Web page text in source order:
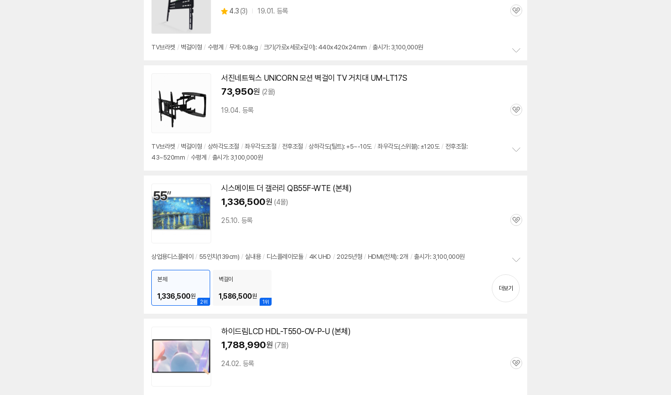
별
4.3 (상
뷰
3) 19.01. 등록
관
TV브라켓 / 벽걸이형 / 수평계 / 무게: 0.8kg / 크기(가로x세로x깊이): 440x420x24mm / 출시가: 3,100,000원
서진네트웍스 UNICORN 모션 벽걸이 TV 거치대 UM-LT17S
73,950원 (2몰)
19.04. 등록
관
TV브라켓 / 벽걸이형 / 상하각도조절 / 좌우각도조절 / 전후조절 / 상하각도(틸트): +5~-10도 / 좌우각도(스위블): ±120도 / 전후조절:
43~520mm / 수평계 / 출시가: 3,100,000원
시스메이트 더 갤러리 QB55F-WTE (본체)
1,336,500원 (4몰)
25.10. 등록
관
상업용디스플레이 / 55인치 (139cm) / 실내용 / 디스플레이모듈 / 4K UHD / 2025년형 / HDMI(전체): 2개 / 출시가: 3,100,000원
펼
치
2위
본체
1,336,500원
1위
벽걸이
1,586,500원
더보기
하이드림LCD HDL-T550-OV-P-U (본체)
1,788,990원 (7몰)
24.02. 등록
관
세부정보 열기/접기